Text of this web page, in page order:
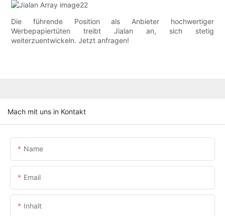
Die führende Position als Anbieter hochwertiger
Werbepapiertüten treibt Jialan an, sich stetig
weiterzuentwickeln. Jetzt anfragen!
Mach mit uns in Kontakt
Name
Email
Inhalt